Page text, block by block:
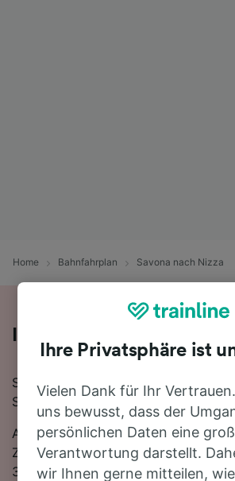
Home Bahnfahrplan Savona nach Nizza
Sie planen eine Zugfahrt von Savona
Starten Sie jetzt Ihre Suche!
Auf der 117 km langen Strecke
Züge, die schnellste Reisezeit
38 Minuten. Sie müssen unterwegs 1-
Ihre Privatsphäre ist
Vielen Dank für Ihr
uns bewusst, dass der
persönlichen Daten eine
Verantwortung darstellt.
wir Ihnen gerne mitteilen,